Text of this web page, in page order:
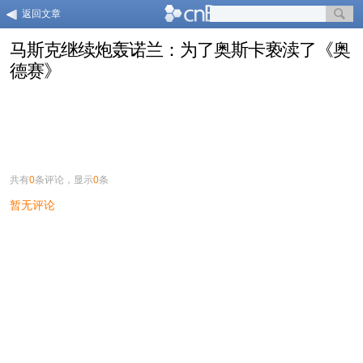
返回文章
马斯克继续炮轰诺兰：为了奥斯卡亵渎了《奥
德赛》
共有0条评论，显示0条
暂无评论